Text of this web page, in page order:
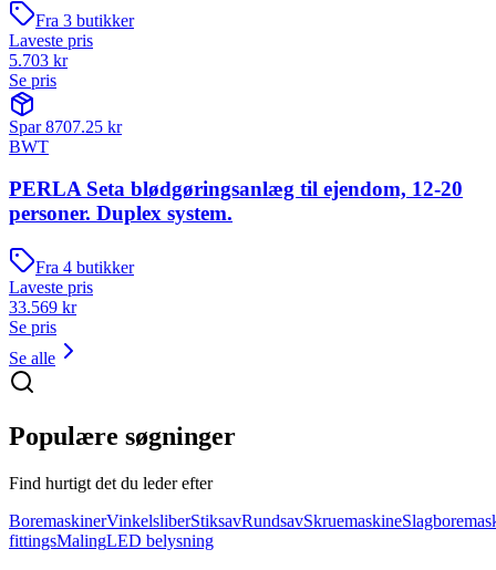
Fra 3 butikker
Laveste pris
5.703 kr
Se pris
Spar8707.25 kr
BWT
PERLA Seta blødgøringsanlæg til ejendom, 12-20
personer. Duplex system.
Fra 4 butikker
Laveste pris
33.569 kr
Se pris
Se alle
Populære søgninger
Find hurtigt det du leder efter
BoremaskinerVinkelsliberStiksavRundsavSkruemaskine
fittingsMalingLED belysning